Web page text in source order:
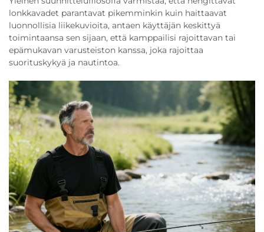
lonkkavadet parantavat pikemminkin kuin haittaavat
luonnollisia liikekuvioita, antaen käyttäjän keskittyä
toimintaansa sen sijaan, että kamppailisi rajoittavan tai
epämukavan varusteiston kanssa, joka rajoittaa
suorituskykyä ja nautintoa.